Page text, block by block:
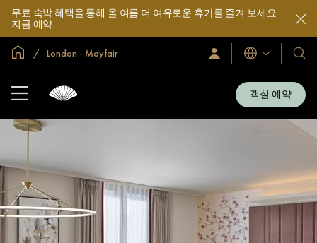
무료 숙박 혜택을 통해 올 여름 더 여유로운 휴가를 즐겨 보세요.
지금 예약
글로벌 홈
London - Mayfair
로
그
언
어
호
텔
및
리
트
객실 예약